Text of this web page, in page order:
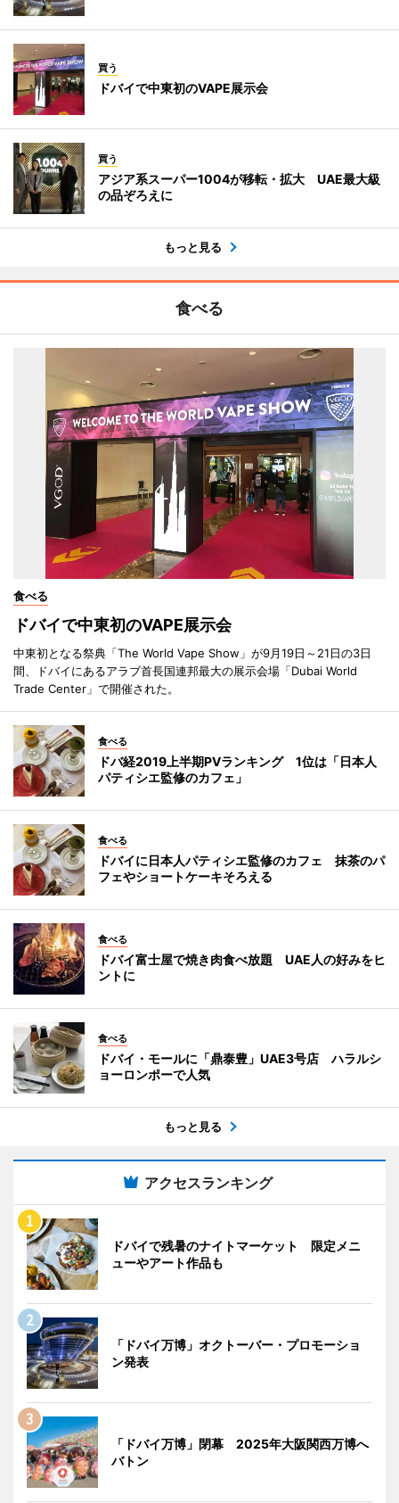
買う
ドバイで中東初のVAPE展示会
買う
アジア系スーパー1004が移転・拡大 UAE最大級
の品ぞろえに
もっと見る
食べる
食べる
ドバイで中東初のVAPE展示会
中東初となる祭典「The World Vape Show」が9月19日～21日の3日
間、ドバイにあるアラブ首長国連邦最大の展示会場「Dubai World
Trade Center」で開催された。
食べる
ドバ経2019上半期PVランキング 1位は「日本人
パティシエ監修のカフェ」
食べる
ドバイに日本人パティシエ監修のカフェ 抹茶のパ
フェやショートケーキそろえる
食べる
ドバイ富士屋で焼き肉食べ放題 UAE人の好みをヒ
ントに
食べる
ドバイ・モールに「鼎泰豊」UAE3号店 ハラルシ
ョーロンポーで人気
もっと見る
アクセスランキング
ドバイで残暑のナイトマーケット 限定メニ
ューやアート作品も
「ドバイ万博」オクトーバー・プロモーショ
ン発表
「ドバイ万博」閉幕 2025年大阪関西万博へ
バトン